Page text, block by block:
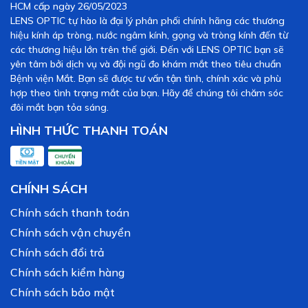
hạn 1 tháng,Mediclearcho phép người dùng sử dụng liên tục
trong3 tháng(sau khi mở vỉ).
Độ ẩm cao Và Độ mềm lý
tưởng cho mắt nhạy cảm
Mediclear sử dụng vật liệu cao cấp, đạt độ mềm mại và độ ẩm
Giảm ma sát:Kính lướt êm trên giác mạc, loại bỏ cảm giác
cộm xốn(pain point của người dùng).
Kéo dài thời gian đeo:
quyết nỗi lo khô mắt khi đeo lens.
Thiết kế trong suốt – Tự
nhiên tuyệt đối
không màu – không họa tiết
HCM cấp ngày 26/05/2023
LENS OPTIC tự hào là đại lý phân phối chính hãng các thương
hiệu kính áp tròng, nước ngâm kính, gọng và tròng kính đến từ
các thương hiệu lớn trên thế giới. Đến với LENS OPTIC bạn sẽ
yên tâm bởi dịch vụ và đội ngũ đo khám mắt theo tiêu chuẩn
Bệnh viện Mắt. Bạn sẽ được tư vấn tận tình, chính xác và phù
hợp theo tình trạng mắt của bạn. Hãy để chúng tôi chăm sóc
đôi mắt bạn tỏa sáng.
HÌNH THỨC THANH TOÁN
CHÍNH SÁCH
Chính sách thanh toán
Chính sách vận chuyển
Chính sách đổi trả
Chính sách kiểm hàng
Chính sách bảo mật